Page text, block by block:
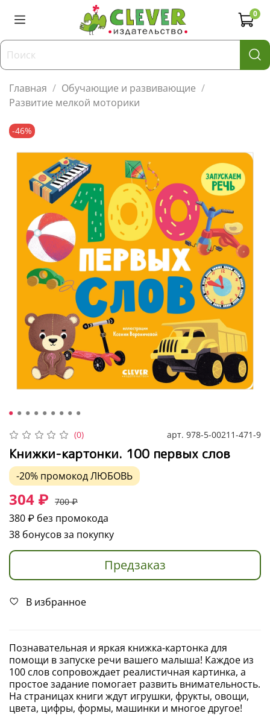
0
Главная
Обучающие и развивающие
Развитие мелкой моторики
-46%
(0) арт. 978-5-00211-471-9
Книжки-картонки. 100 первых слов
-20% промокодЛЮБОВЬ
304 ₽ 700 ₽
380 ₽ без промокода
38 бонусов за покупку
Предзаказ
В избранное
Познавательная и яркая книжка-картонка для
помощи в запуске речи вашего малыша! Каждое из
100 слов сопровождает реалистичная картинка, а
простое задание помогает развить внимательность.
На страницах книги ждут игрушки, фрукты, овощи,
цвета, цифры, формы, машинки и многое другое!